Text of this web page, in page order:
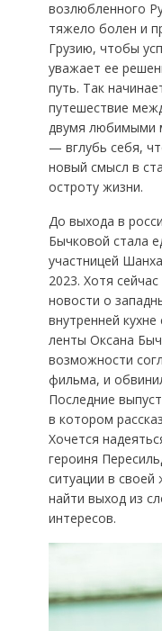
возлюбленного
тяжело болен и
Грузию, чтобы
уважает ее
путь. Так
путешествие
двумя любимыми
— вглубь себя,
новый смысл в
остроту жизни.
До выхода в
Бычковой стала
участницей
2023. Хотя
новости о
внутренней
ленты Оксана
возможности
фильма, и
Последние
в котором
Хочется
героиня
ситуации в
найти выход из
интересов.